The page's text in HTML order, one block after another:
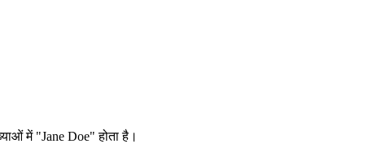
में "Jane Doe" होता है।